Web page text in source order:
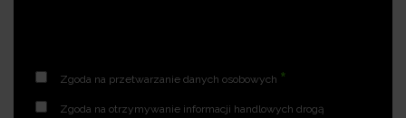
Zgoda na przetwarzanie danych osobowych *
Zgoda na otrzymywanie informacji handlowych drogą